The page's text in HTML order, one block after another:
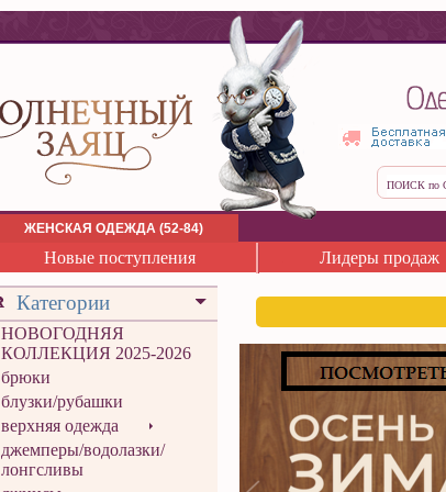
ЖЕНСКАЯ ОДЕЖДА (52-84)
Новые поступления Лидеры продаж
Категории
НОВОГОДНЯЯ
КОЛЛЕКЦИЯ 2025-2026
брюки
блузки/рубашки
верхняя одежда
джемперы/водолазки/
лонгсливы